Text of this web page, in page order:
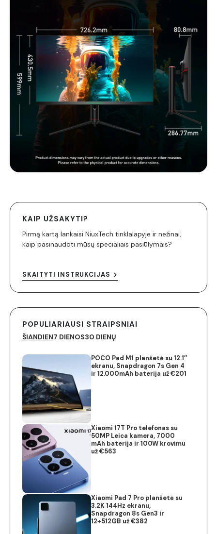
KAIP UŽSAKYTI?
Pirmą kartą lankaisi NiuxTech tinklalapyje ir nežinai,
kaip pasinaudoti mūsų specialiais pasiūlymais?
SKAITYTI INSTRUKCIJAS
POPULIARIAUSI STRAIPSNIAI
ŠIANDIEN7 DIENOS30 DIENŲ
POCO Pad M1 planšetė su 12.1″
ekranu, Snapdragon 7s Gen 4
ir 12.000mAh baterija už €201
Xiaomi 17T Pro telefonas su
50MP Leica kamera, 7000
mAh baterija ir 100W krovimu
už €563
Xiaomi Pad 7 Pro planšetė su
3.2K 144Hz ekranu,
Snapdragon 8s Gen3 ir
12+512GB už €382